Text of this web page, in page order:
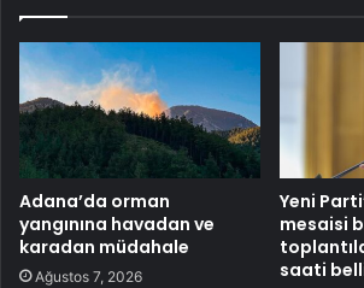
Adana’da orman
yangınına havadan ve
karadan müdahale
Ağustos 7, 2026
Yeni
mesaisi
saati